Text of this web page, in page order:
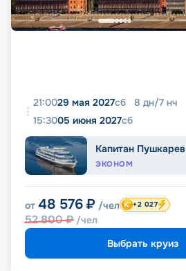
21:0029 мая 2027сб 8 дн/7 нч
15:3005 июня 2027сб
Капитан Пушкарев
ЭКОНОМ
от 48 576 ₽ /чел
52 800₽ /чел
+2 027
Выбрать круиз